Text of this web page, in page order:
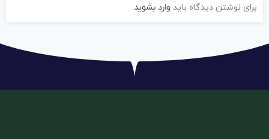
برای نوشتن دیدگاه بایدوارد بشوید.